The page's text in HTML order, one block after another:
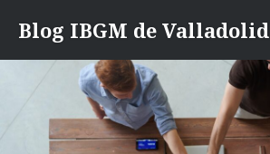
contenido
Blog IBGM de Valladolid